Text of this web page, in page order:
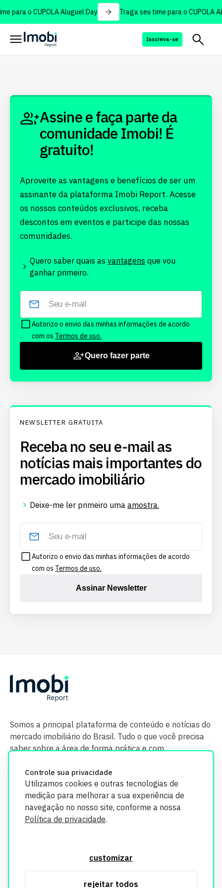
para o CUPOLA Aluguel Day Traga seu time para o CUPOLA
Inscreva-se
Controle sua privacidade
Utilizamos cookies e outras tecnologias de
medição para melhorar a sua experiência de
navegação no nosso site, conforme a nossa
Política de privacidade.
customizar
rejeitar todos
Assine e faça parte da
comunidade Imobi! É
gratuito!
Aproveite as vantagens e benefícios de ser um
assinante da plataforma Imobi Report. Acesse
os nossos conteúdos exclusivos, receba
descontos em eventos e participe das nossas
comunidades.
Quero saber quais as vantagens que vou
ganhar primeiro.
Autorizo o envio das minhas informações de acordo
com os Termos de uso.
Quero fazer parte
NEWSLETTER GRATUITA
Receba no seu e-mail as
notícias mais importantes do
mercado imobiliário
Deixe-me ler primeiro uma amostra.
Autorizo o envio das minhas informações de acordo
com os Termos de uso.
Assinar Newsletter
Somos a principal plataforma de conteúdo e notícias do
mercado imobiliário do Brasil. Tudo o que você precisa
saber sobre a área de forma prática e com
segurança. Todos os dados coletados em nosso site são
utilizados exclusivamente para fins de aprimoramento de
informações, consulte nossa Política de Privacidade.